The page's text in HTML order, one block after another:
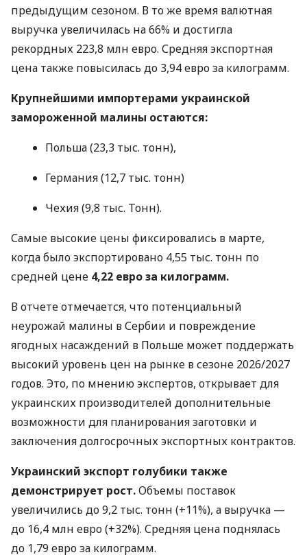
предыдущим сезоном. В то же время валютная
выручка увеличилась на 66% и достигла
рекордных 223,8 млн евро. Средняя экспортная
цена также повысилась до 3,94 евро за килограмм.
Крупнейшими импортерами украинской
замороженной малины остаются:
Польша (23,3 тыс. тонн),
Германия (12,7 тыс. тонн)
Чехия (9,8 тыс. Тонн).
Самые высокие цены фиксировались в марте,
когда было экспортировано 4,55 тыс. тонн по
средней цене 4,22 евро за килограмм.
В отчете отмечается, что потенциальный
неурожай малины в Сербии и повреждение
ягодных насаждений в Польше может поддержать
высокий уровень цен на рынке в сезоне 2026/2027
годов. Это, по мнению экспертов, открывает для
украинских производителей дополнительные
возможности для планирования заготовки и
заключения долгосрочных экспортных контрактов.
Украинский экспорт голубики также
демонстрирует рост.Объемы поставок
увеличились до 9,2 тыс. тонн (+11%), а выручка —
до 16,4 млн евро (+32%). Средняя цена поднялась
до 1,79 евро за килограмм.